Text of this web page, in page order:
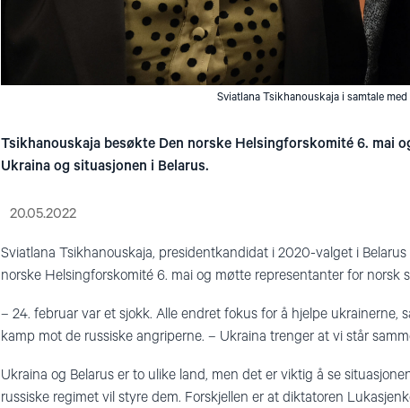
Sviatlana Tsikhanouskaja i samtale
Tsikhanouskaja besøkte Den norske Helsingforskomité 6. mai
Ukraina og situasjonen i Belarus.
20.05.2022
Sviatlana Tsikhanouskaja, presidentkandidat i 2020-valget i
norske Helsingforskomité 6. mai og møtte representanter for norsk
– 24. februar var et sjokk. Alle endret fokus for å hjelpe
kamp mot de russiske angriperne. – Ukraina trenger at vi står
Ukraina og Belarus er to ulike land, men det er viktig å se
russiske regimet vil styre dem. Forskjellen er at diktatoren